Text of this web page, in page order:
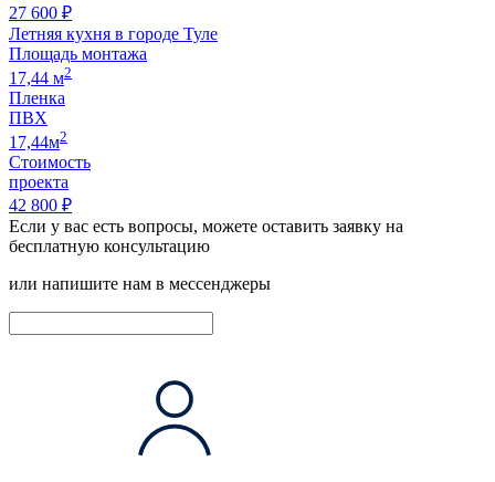
27 600 ₽
Летняя кухня в городе Туле
Площадь монтажа
17,44 м2
Пленка
ПВХ
17,44м2
Стоимость
проекта
42 800 ₽
Если у вас есть вопросы, можете оставить заявку на
бесплатную консультацию
или напишите нам в мессенджеры